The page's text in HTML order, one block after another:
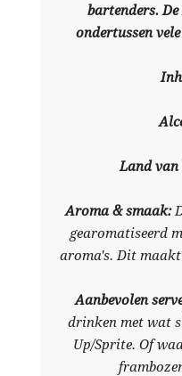
bartenders.
ondertussen
Land
Aroma & smaak:
gearomatiseerd
aroma's. Dit
Aanbevolen
drinken met wat
Up/Sprite. Of